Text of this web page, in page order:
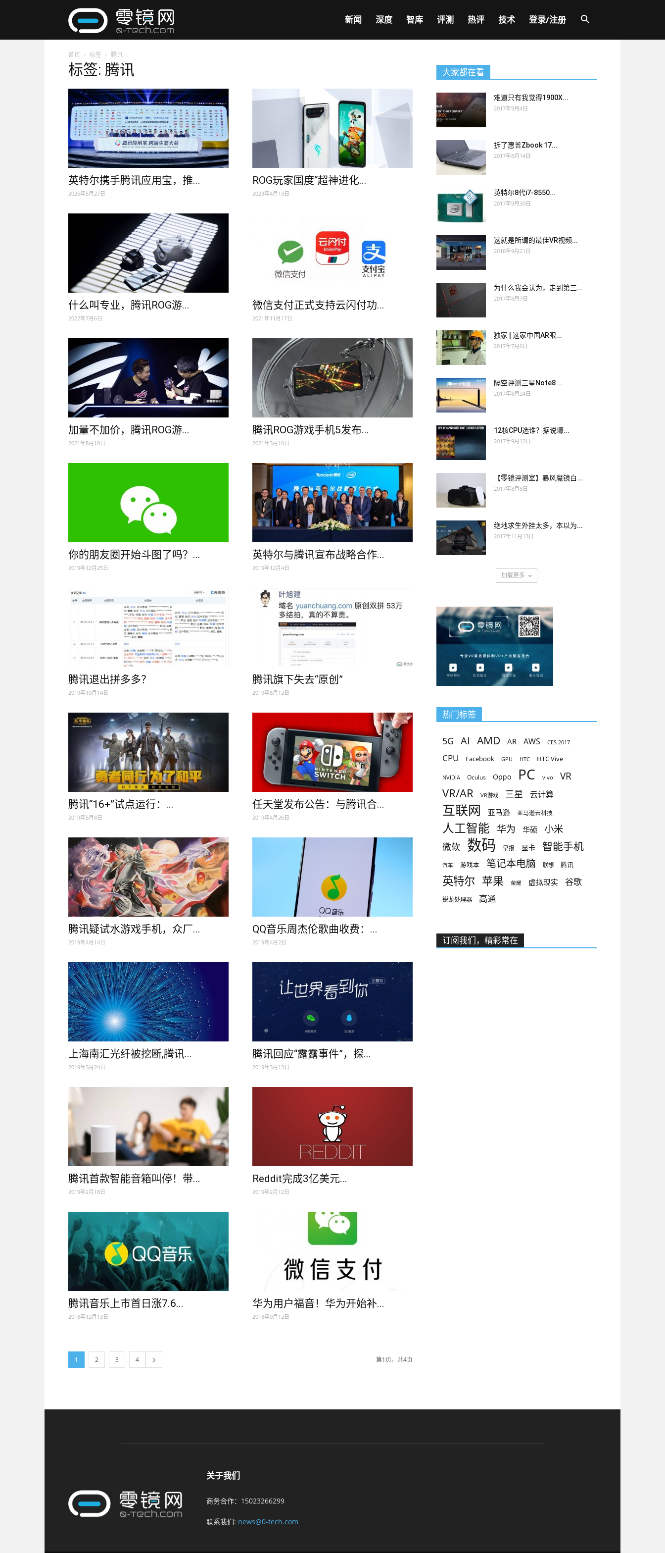
网
新闻 深度 智库 评测 热评 技术 登录/注册
首页 标签 腾讯
标签: 腾讯
英特尔携手腾讯应用宝，推...
2025年5月27日
ROG玩家国度“超神进化...
2023年4月13日
什么叫专业，腾讯ROG游...
2022年7月6日
微信支付正式支持云闪付功...
2021年11月17日
加量不加价，腾讯ROG游...
2021年8月18日
腾讯ROG游戏手机5发布...
2021年3月10日
你的朋友圈开始斗图了吗？...
2019年12月25日
英特尔与腾讯宣布战略合作...
2019年12月4日
腾讯退出拼多多？
2019年10月14日
腾讯旗下失去“原创”
2019年5月12日
腾讯“16+”试点运行：...
2019年5月8日
任天堂发布公告：与腾讯合...
2019年4月26日
腾讯疑试水游戏手机，众厂...
2019年4月14日
QQ音乐周杰伦歌曲收费：...
2019年4月2日
上海南汇光纤被挖断,腾讯...
2019年3月24日
腾讯回应“露露事件”，探...
2019年3月13日
腾讯首款智能音箱叫停！带...
2019年2月18日
Reddit完成3亿美元...
2019年2月12日
腾讯音乐上市首日涨7.6...
2018年12月13日
华为用户福音！华为开始补...
2018年9月12日
1 2 3 4 第1页，共4页
大家都在看
难道只有我觉得1900X...
2017年9月4日
拆了惠普Zbook 17...
2017年8月14日
英特尔8代i7-8550...
2017年9月30日
这就是所谓的最佳VR视频...
2016年9月21日
为什么我会认为，走到第三...
2017年8月7日
独家 | 这家中国AR眼...
2017年7月6日
隔空评测三星Note8 ...
2017年8月24日
12核CPU选谁？据说壕...
2017年9月12日
【零镜评测室】暴风魔镜白...
2017年8月8日
绝地求生外挂太多，本以为...
2017年11月13日
加载更多
热门标签
5G AI AMD AR AWS CES 2017
CPU Facebook GPU HTC HTC Vive
NVIDIA Oculus Oppo PC vivo VR
VR/AR VR游戏 三星 云计算
互联网 亚马逊 亚马逊云科技
人工智能 华为 华硕 小米
微软 数码 早报 显卡 智能手机
汽车 游戏本 笔记本电脑 联想 腾讯
英特尔 苹果 荣耀 虚拟现实 谷歌
锐龙处理器 高通
订阅我们，精彩常在
关于我们
商务合作：15023266299
联系我们: news@0-tech.com